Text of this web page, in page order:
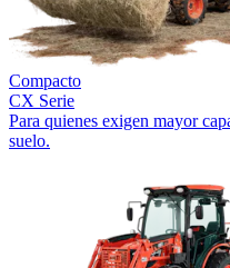
Compacto
CX Serie
Para quienes exigen mayor
suelo.